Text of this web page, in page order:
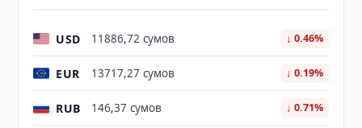
USD 11886,72 сумов ↓ 0.46%
EUR 13717,27 сумов ↓ 0.19%
RUB 146,37 сумов ↓ 0.71%